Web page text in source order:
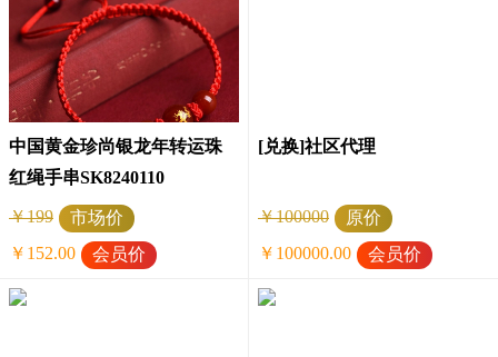
中国黄金珍尚银龙年转运珠
红绳手串SK8240110
￥199
市场价
￥152.00
会员价
[兑换]社区代理
￥100000
原价
￥100000.00
会员价